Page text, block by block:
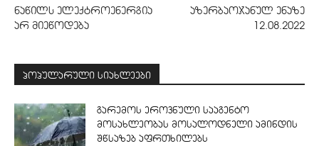
ნაწილს ელექტროენერგია
არ მიეწოდება
აზერბაოჯანულ ენაზე
12.08.2022
პოპულარული სიახლეები
გარემოს ეროვნული სააგენტო
მოსახლეობას მოსალოდნელი ამინდის
შწსაზებ აფრთხილებს